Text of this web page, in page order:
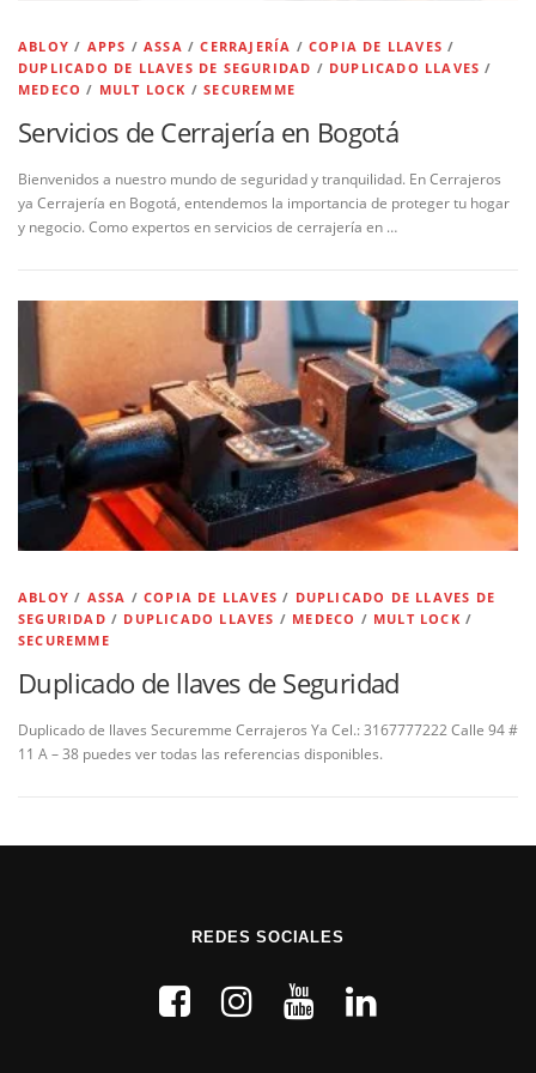
ABLOY / APPS /ASSA /CERRAJERÍA /COPIA DE LLAVES /
DUPLICADO DE LLAVES DE SEGURIDAD / DUPLICADO LLAVES /
MEDECO / MULT LOCK /SECUREMME
Servicios de Cerrajería en Bogotá
Bienvenidos a nuestro mundo de seguridad y tranquilidad. En Cerrajeros
ya Cerrajería en Bogotá, entendemos la importancia de proteger tu hogar
y negocio. Como expertos en servicios de cerrajería en …
ABLOY / ASSA /COPIA DE LLAVES / DUPLICADO DE LLAVES DE
SEGURIDAD / DUPLICADO LLAVES / MEDECO / MULT LOCK /
SECUREMME
Duplicado de llaves de Seguridad
Duplicado de llaves Securemme Cerrajeros Ya Cel.: 3167777222 Calle 94 #
11 A – 38 puedes ver todas las referencias disponibles.
REDES SOCIALES